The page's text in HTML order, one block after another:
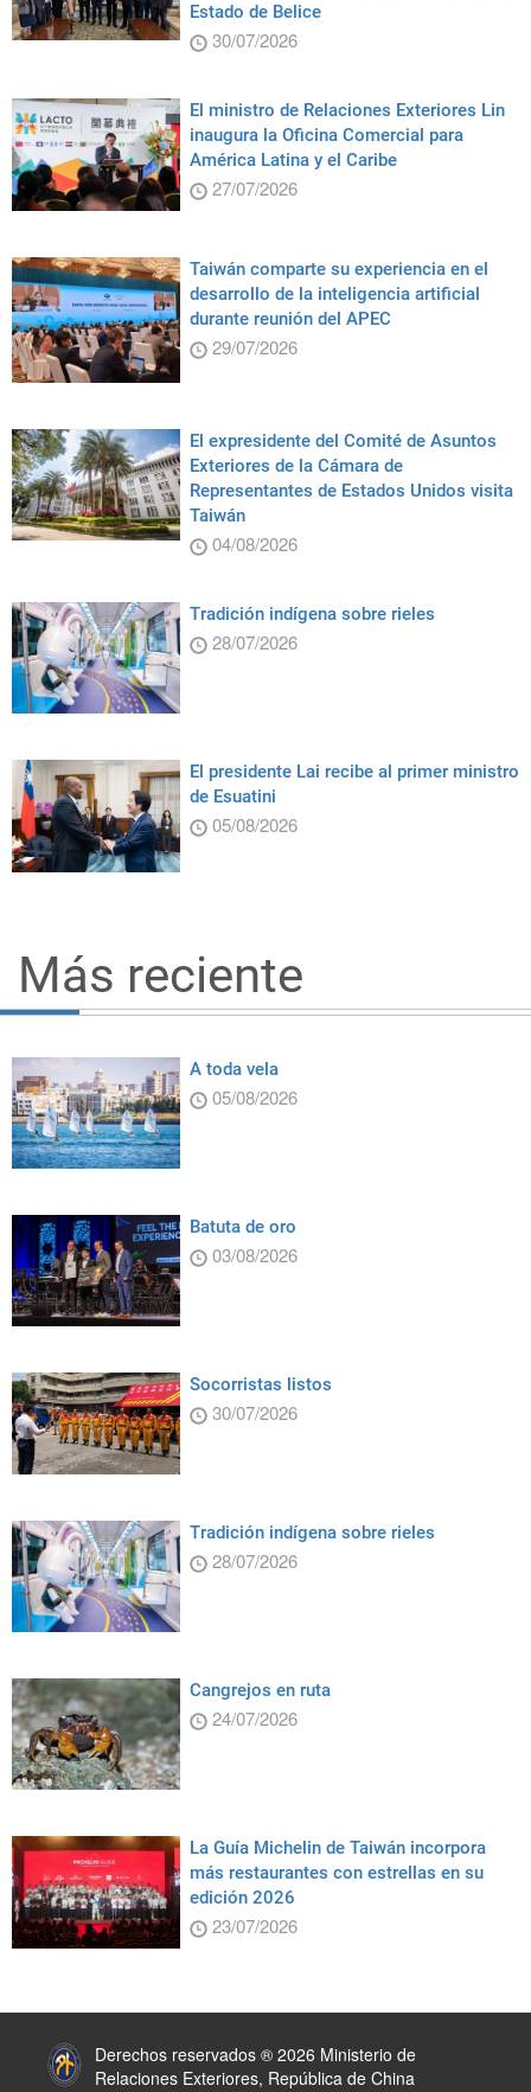
Estado de Belice
30/07/2026
El ministro de Relaciones Exteriores Lin
inaugura la Oficina Comercial para
América Latina y el Caribe
27/07/2026
Taiwán comparte su experiencia en el
desarrollo de la inteligencia artificial
durante reunión del APEC
29/07/2026
El expresidente del Comité de Asuntos
Exteriores de la Cámara de
Representantes de Estados Unidos visita
Taiwán
04/08/2026
Tradición indígena sobre rieles
28/07/2026
El presidente Lai recibe al primer ministro
de Esuatini
05/08/2026
Más reciente
A toda vela
05/08/2026
Batuta de oro
03/08/2026
Socorristas listos
30/07/2026
Tradición indígena sobre rieles
28/07/2026
Cangrejos en ruta
24/07/2026
La Guía Michelin de Taiwán incorpora
más restaurantes con estrellas en su
edición 2026
23/07/2026
Derechos reservados ® 2026 Ministerio de
Relaciones Exteriores, República de China